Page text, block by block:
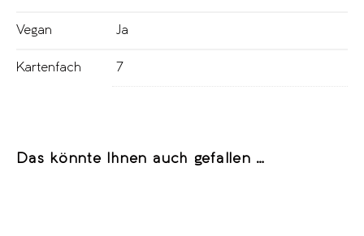
Vegan Ja
Kartenfach 7
Das könnte Ihnen auch gefallen …